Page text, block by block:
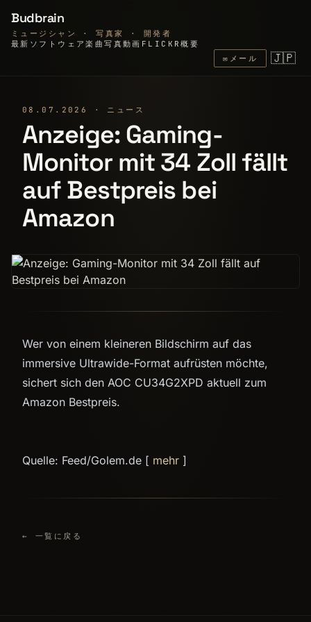
Budbrain
ミュージシャン · 写真家 · 開発者
最新 ソフトウェア楽曲写真動画 FLICKR概要
✉ メール 🇯🇵
08.07.2026 · ニュース
Anzeige: Gaming-
Monitor mit 34 Zoll fällt
auf Bestpreis bei
Amazon
Wer von einem kleineren Bildschirm auf das
immersive Ultrawide-Format aufrüsten möchte,
sichert sich den AOC CU34G2XPD aktuell zum
Amazon Bestpreis.
Quelle: Feed/Golem.de [ mehr ]
← 一覧に戻る